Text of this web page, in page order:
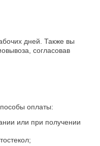
дней. Также вы
согласовав
оплаты:
или при получении